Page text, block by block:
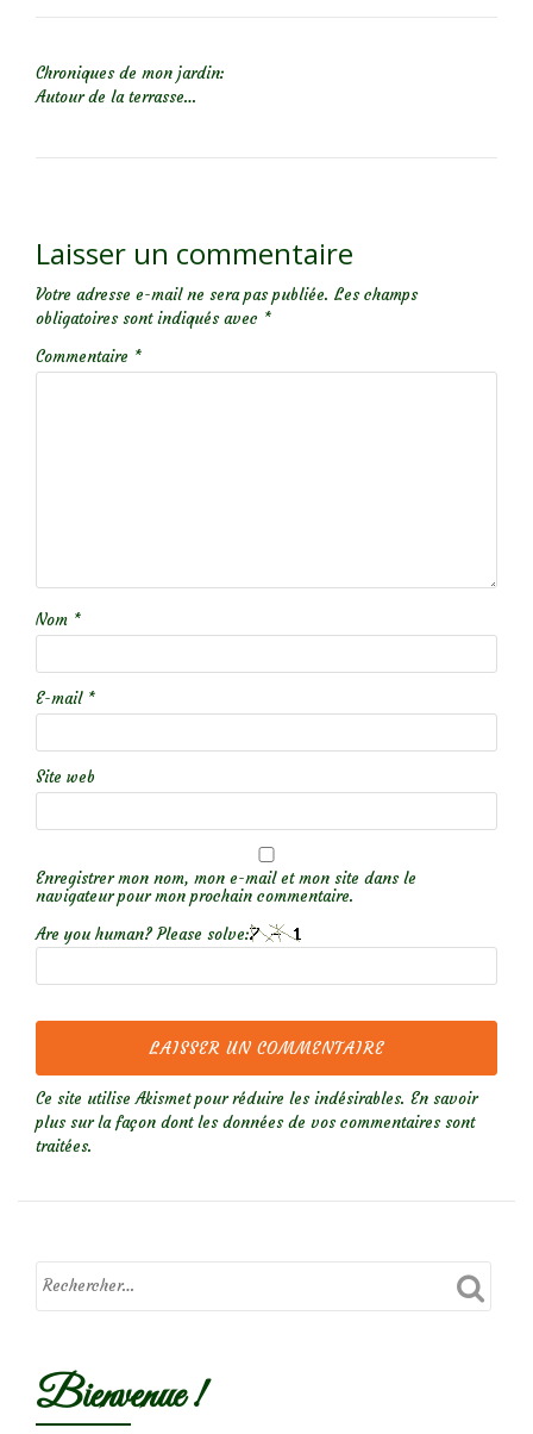
Chroniques de mon jardin:
Autour de la terrasse…
Laisser un commentaire
Votre adresse e-mail ne sera pas publiée. Les champs
obligatoires sont indiqués avec *
Commentaire *
Nom *
E-mail *
Site web
Enregistrer mon nom, mon e-mail et mon site dans le
navigateur pour mon prochain commentaire.
Are you human? Please solve:
Ce site utilise Akismet pour réduire les indésirables. En savoir
plus sur la façon dont les données de vos commentaires sont
traitées.
Bienvenue !